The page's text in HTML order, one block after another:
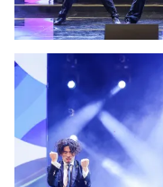
Theo dõi báo trên
Cơ quan chủ quản:Đài
Cơ quan báo chí:Thời
Giấy phép hoạt động
cấp ngày 29/12/2023